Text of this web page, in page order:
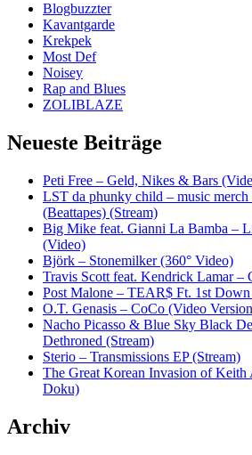
Blogbuzzter
Kavantgarde
Krekpek
Most Def
Noisey
Rap and Blues
ZOLIBLAZE
Neueste Beiträge
Peti Free – Geld, Nikes & Bars
LST da phunky child – music merch
(Beattapes) (Stream)
Big Mike feat. Gianni La Bamba –
(Video)
Björk – Stonemilker (360° Video)
Travis Scott feat. Kendrick Lamar –
Post Malone – TEAR$ Ft. 1st
O.T. Genasis – CoCo (Video
Nacho Picasso & Blue Sky Black
Dethroned (Stream)
Sterio – Transmissions EP (Stream)
The Great Korean Invasion of Keith
Doku)
Archiv